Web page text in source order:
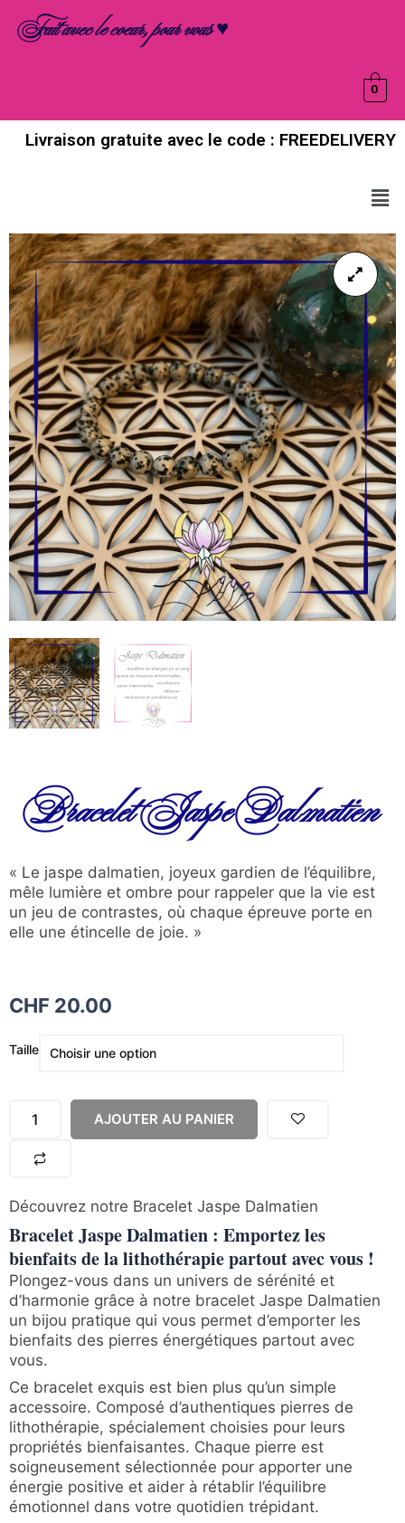
Fait avec le coeur, pour vous ♥
0
Livraison gratuite avec le code : FREEDELIVERY
Bracelet Jaspe Dalmatien
« Le jaspe dalmatien, joyeux gardien de l’équilibre,
mêle lumière et ombre pour rappeler que la vie est
un jeu de contrastes, où chaque épreuve porte en
elle une étincelle de joie. »
CHF 20.00
Taille
quantité
AJOUTER AU PANIER
Découvrez notre Bracelet Jaspe Dalmatien
Bracelet Jaspe Dalmatien : Emportez les
bienfaits de la lithothérapie partout avec vous !
Plongez-vous dans un univers de sérénité et
d’harmonie grâce à notre bracelet Jaspe Dalmatien
un bijou pratique qui vous permet d’emporter les
bienfaits des pierres énergétiques partout avec
vous.
Ce bracelet exquis est bien plus qu’un simple
accessoire. Composé d’authentiques pierres de
lithothérapie, spécialement choisies pour leurs
propriétés bienfaisantes. Chaque pierre est
soigneusement sélectionnée pour apporter une
énergie positive et aider à rétablir l’équilibre
émotionnel dans votre quotidien trépidant.